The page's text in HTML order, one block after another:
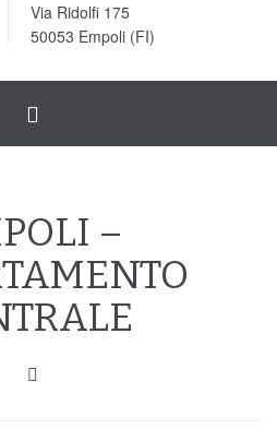
Via Ridolfi 175
50053 Empoli (FI)
Toggle
–